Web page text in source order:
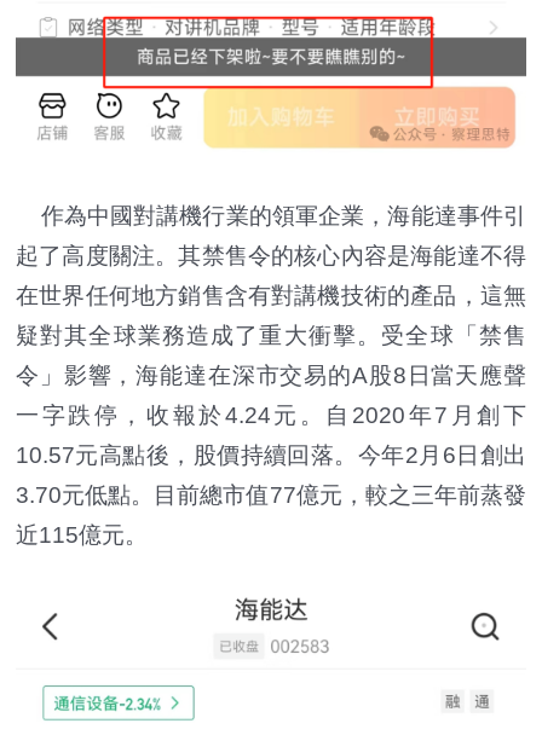
作為中國對講機行業的領軍企業，海能達事件引
起了高度關注。其禁售令的核心內容是海能達不得
在世界任何地方銷售含有對講機技術的產品，這無
疑對其全球業務造成了重大衝擊。受全球「禁售
令」影響，海能達在深市交易的A股8日當天應聲
一字跌停，收報於4.24元。自2020年7月創下
10.57元高點後，股價持續回落。今年2月6日創出
3.70元低點。目前總市值77億元，較之三年前蒸發
近115億元。